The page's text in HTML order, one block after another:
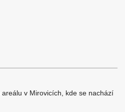
v Mirovicích, kde se nachází